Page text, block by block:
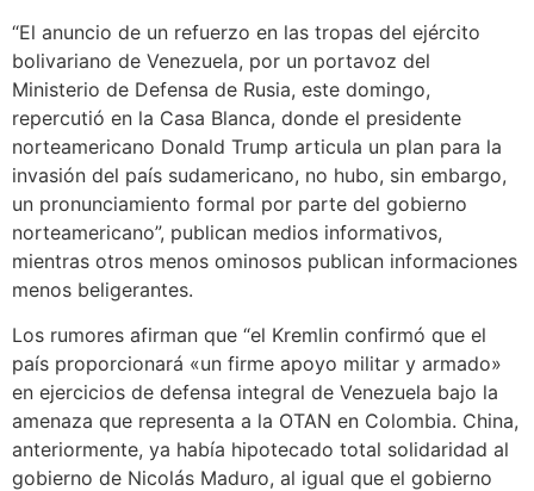
“El anuncio de un refuerzo en las tropas del ejército
bolivariano de Venezuela, por un portavoz del
Ministerio de Defensa de Rusia, este domingo,
repercutió en la Casa Blanca, donde el presidente
norteamericano Donald Trump articula un plan para la
invasión del país sudamericano, no hubo, sin embargo,
un pronunciamiento formal por parte del gobierno
norteamericano”, publican medios informativos,
mientras otros menos ominosos publican informaciones
menos beligerantes.
Los rumores afirman que “el Kremlin confirmó que el
país proporcionará «un firme apoyo militar y armado»
en ejercicios de defensa integral de Venezuela bajo la
amenaza que representa a la OTAN en Colombia. China,
anteriormente, ya había hipotecado total solidaridad al
gobierno de Nicolás Maduro, al igual que el gobierno